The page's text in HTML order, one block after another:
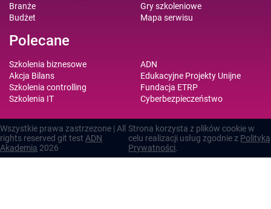
Branże
Budżet
Gry szkoleniowe
Mapa serwisu
Polecane
Szkolenia biznesowe
Akcja Bilans
Szkolenia controlling
Szkolenia IT
ADN
Edukacyjne Projekty Unijne
Fundacja ETRP
Cyberbezpieczeństwo
Wszystkie prawa zastrzezone | All
rights reserved git test ADN
Akademia 2026
Strona korzysta z plików cookie w
celu realizacji usług zgodnie z Polityką
Prywatności.